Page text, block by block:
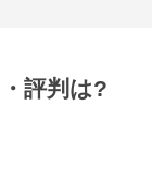
評判は?